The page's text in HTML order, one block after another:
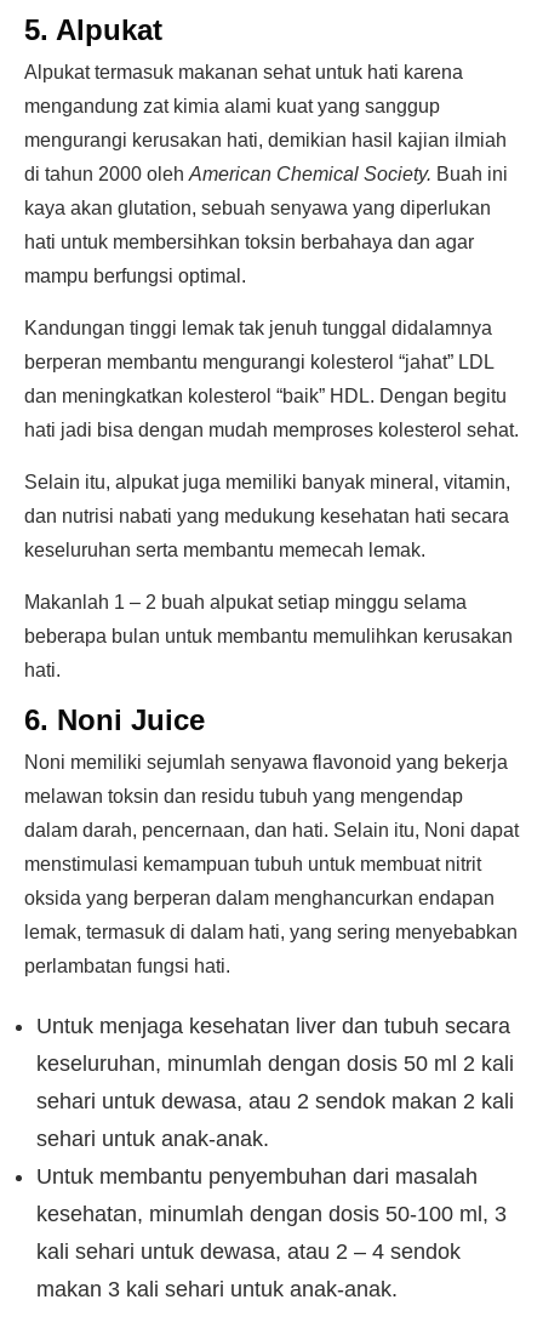
5. Alpukat
Alpukat termasuk makanan sehat untuk hati karena
mengandung zat kimia alami kuat yang sanggup
mengurangi kerusakan hati, demikian hasil kajian ilmiah
di tahun 2000 oleh American Chemical Society. Buah ini
kaya akan glutation, sebuah senyawa yang diperlukan
hati untuk membersihkan toksin berbahaya dan agar
mampu berfungsi optimal.
Kandungan tinggi lemak tak jenuh tunggal didalamnya
berperan membantu mengurangi kolesterol “jahat” LDL
dan meningkatkan kolesterol “baik” HDL. Dengan begitu
hati jadi bisa dengan mudah memproses kolesterol sehat.
Selain itu, alpukat juga memiliki banyak mineral, vitamin,
dan nutrisi nabati yang medukung kesehatan hati secara
keseluruhan serta membantu memecah lemak.
Makanlah 1 – 2 buah alpukat setiap minggu selama
beberapa bulan untuk membantu memulihkan kerusakan
hati.
6. Noni Juice
Noni memiliki sejumlah senyawa flavonoid yang bekerja
melawan toksin dan residu tubuh yang mengendap
dalam darah, pencernaan, dan hati. Selain itu, Noni dapat
menstimulasi kemampuan tubuh untuk membuat nitrit
oksida yang berperan dalam menghancurkan endapan
lemak, termasuk di dalam hati, yang sering menyebabkan
perlambatan fungsi hati.
Untuk menjaga kesehatan liver dan tubuh secara
keseluruhan, minumlah dengan dosis 50 ml 2 kali
sehari untuk dewasa, atau 2 sendok makan 2 kali
sehari untuk anak-anak.
Untuk membantu penyembuhan dari masalah
kesehatan, minumlah dengan dosis 50-100 ml, 3
kali sehari untuk dewasa, atau 2 – 4 sendok
makan 3 kali sehari untuk anak-anak.